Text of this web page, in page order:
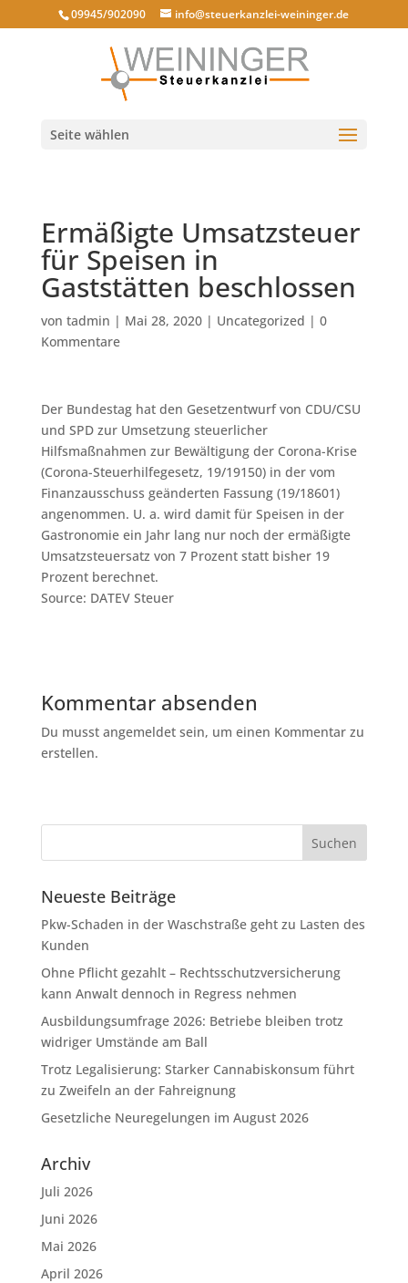
09945/902090 info@steuerkanzlei-weininger.de
Seite wählen
Ermäßigte Umsatzsteuer
für Speisen in
Gaststätten beschlossen
von tadmin | Mai 28, 2020| Uncategorized | 0
Kommentare
Der Bundestag hat den Gesetzentwurf von CDU/CSU
und SPD zur Umsetzung steuerlicher
Hilfsmaßnahmen zur Bewältigung der Corona-Krise
(Corona-Steuerhilfegesetz, 19/19150) in der vom
Finanzausschuss geänderten Fassung (19/18601)
angenommen. U. a. wird damit für Speisen in der
Gastronomie ein Jahr lang nur noch der ermäßigte
Umsatzsteuersatz von 7 Prozent statt bisher 19
Prozent berechnet.
Source: DATEV Steuer
Kommentar absenden
Du musst angemeldet sein, um einen Kommentar zu
erstellen.
Neueste Beiträge
Pkw-Schaden in der Waschstraße geht zu Lasten des
Kunden
Ohne Pflicht gezahlt – Rechtsschutzversicherung
kann Anwalt dennoch in Regress nehmen
Ausbildungsumfrage 2026: Betriebe bleiben trotz
widriger Umstände am Ball
Trotz Legalisierung: Starker Cannabiskonsum führt
zu Zweifeln an der Fahreignung
Gesetzliche Neuregelungen im August 2026
Archiv
Juli 2026
Juni 2026
Mai 2026
April 2026